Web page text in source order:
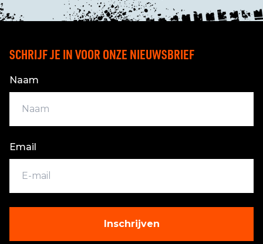
SCHRIJF JE IN VOOR ONZE NIEUWSBRIEF
Naam
Email
Inschrijven